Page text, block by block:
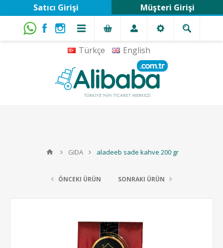
Türkçe English
Satıcı Girişi Müşteri Girişi
GIDA aladeeb sade kahve 200 gr
ÖNCEKI ÜRÜN SONRAKI ÜRÜN